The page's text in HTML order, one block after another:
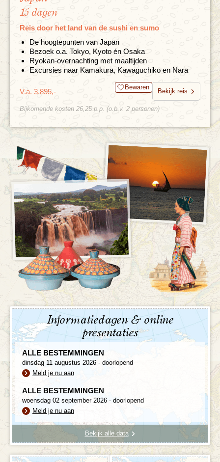
15 dagen
Reis door het land van de sushi en sumo
De hoogtepunten van Japan
Bezoek o.a. Tokyo, Kyoto én Osaka
Ryokan-overnachting met maaltijden
Excursies naar Kamakura, Kawaguchiko en Nara
V.a. 3.895,- Bewaren
Bekijk reis
Bijkomende kosten 26,25 p.p. (o.b.v. 2 personen)
Informatiedagen & online
presentaties
ALLE BESTEMMINGEN
dinsdag 11 augustus 2026 - doorlopend
Meld je nu aan
ALLE BESTEMMINGEN
woensdag 02 september 2026 - doorlopend
Meld je nu aan
Bekijk alle data